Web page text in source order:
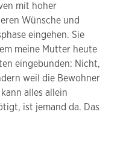
mit hoher
Wünsche und
eingehen. Sie
meine Mutter heute
eingebunden: Nicht,
weil die Bewohner
alles allein
ist jemand da. Das